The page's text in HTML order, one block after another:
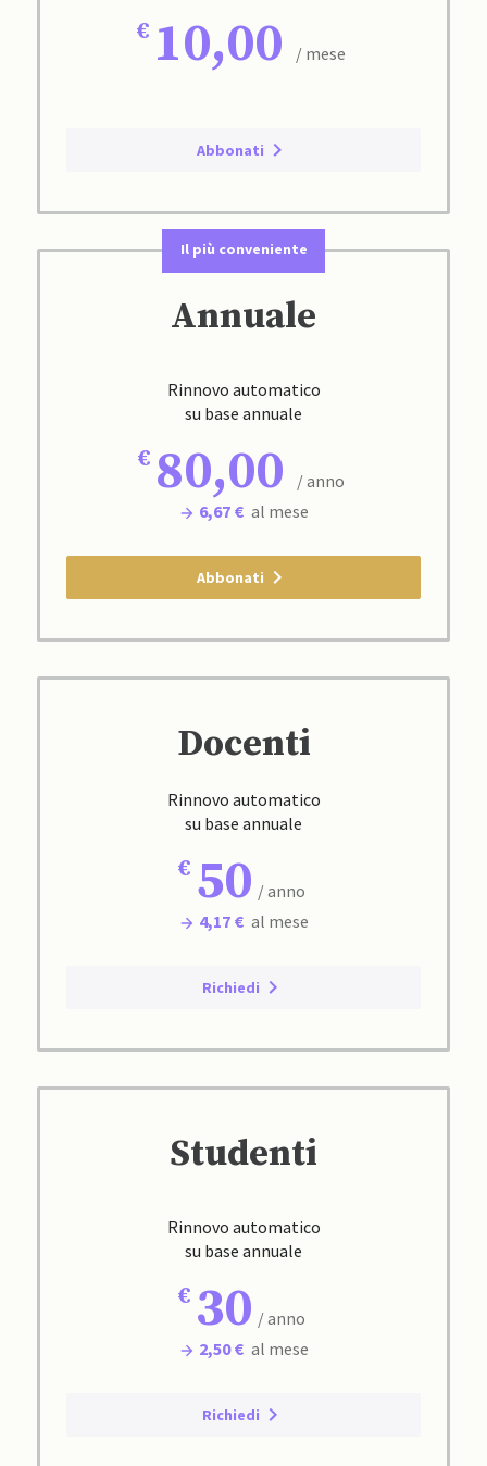
10,00 / mese
Abbonati
Il più conveniente
Annuale
Rinnovo automatico
su base annuale
80,00
/ anno
6,67 € al mese
Abbonati
Docenti
Rinnovo automatico
su base annuale
50 / anno
4,17 € al mese
Richiedi
Studenti
Rinnovo automatico
su base annuale
30 / anno
2,50 € al mese
Richiedi